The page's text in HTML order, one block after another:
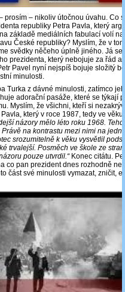
prosím ‒ nikoliv útočnou úvahu. Co
republiky Petra Pavla, který
základě mediálních fabulací volí
České republiky? Myslím, že v
svědky něčeho úplně jiného. Já se
prezidenta, který nebojuje za řád a
Pavel nyní nejspíš bojuje složitý
minulosti.
Turka z dávné minulosti, zatímco
adorační pasáže, které se týkají
Myslím, že všichni, kteří si
který v roce 1987, tedy ve
názory mělo léto roku 1968.
na kontrastu mezi nimi na
srozumitelně k věku vysvětlil
trvalejší. Posměch ve škole ze
pouze utvrdil.“ Konec citátu.
co pan prezident dnes rozhodně
část své minulosti vymazat, zničit,